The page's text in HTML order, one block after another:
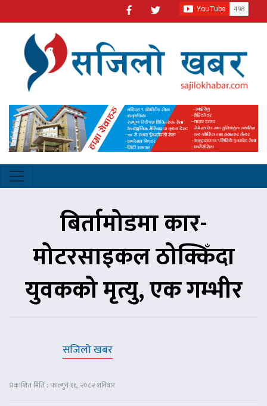
बिर्तामोडमा कार-
मोटरसाइकल ठोक्किँदा
युवकको मृत्यु, एक गम्भीर
सजिलो खबर
प्रकाशित मिति : फाल्गुन १६, २०८२ शनिबार